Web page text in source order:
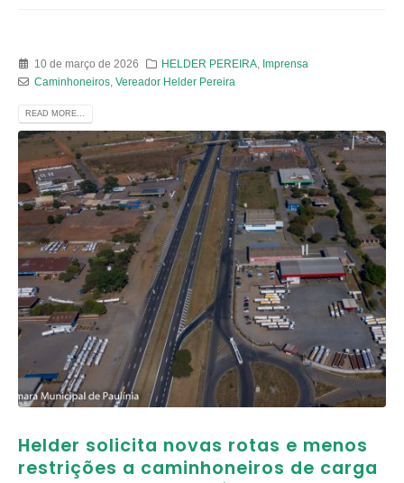
10 de março de 2026 HELDER PEREIRA Imprensa
Caminhoneiros, Vereador Helder Pereira
READ MORE...
Helder solicita novas rotas e menos
restrições a caminhoneiros de carga